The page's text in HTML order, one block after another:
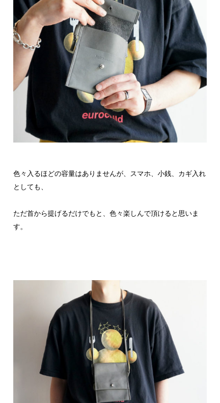
色々入るほどの容量はありませんが、スマホ、小銭、カギ入れ
としても、
ただ首から提げるだけでもと、色々楽しんで頂けると思いま
す。